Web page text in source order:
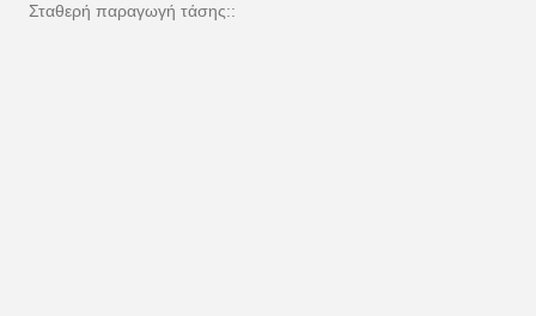
Σταθερή παραγωγή τάσης::